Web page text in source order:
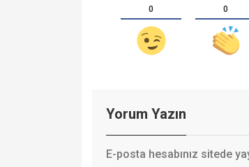
0 0
Yorum Yazın
E-posta hesabınız sitede